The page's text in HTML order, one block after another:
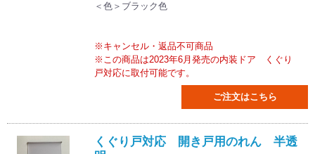
＜色＞ブラック色
※キャンセル・返品不可商品
※この商品は2023年6月発売の内装ドア くぐり
戸対応に取付可能です。
ご注文はこちら
くぐり戸対応 開き戸用のれん 半透